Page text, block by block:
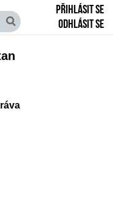
Přihlásit se
Odhlásit se